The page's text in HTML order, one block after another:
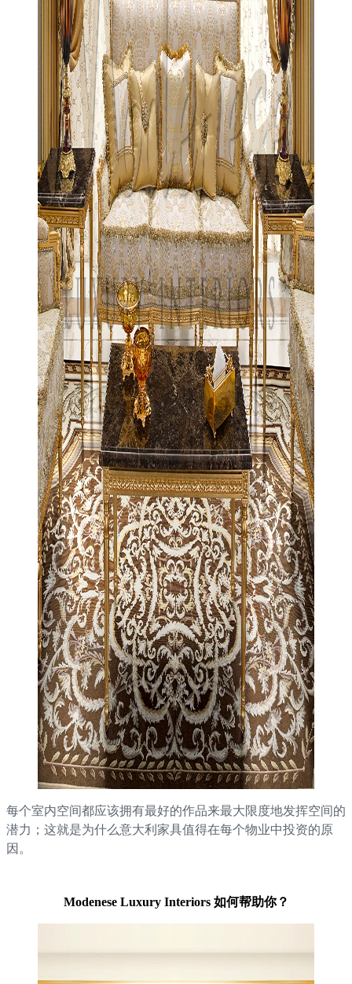
每个室内空间都应该拥有最好的作品来最大限度地发挥空间的
潜力；这就是为什么意大利家具值得在每个物业中投资的原
因。
Modenese Luxury Interiors 如何帮助你？